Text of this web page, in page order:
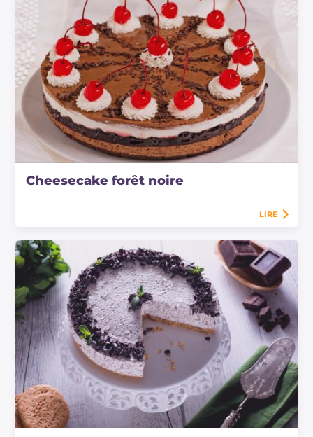
Cheesecake forêt noire
LIRE